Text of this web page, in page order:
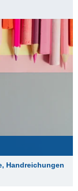
Handreichungen